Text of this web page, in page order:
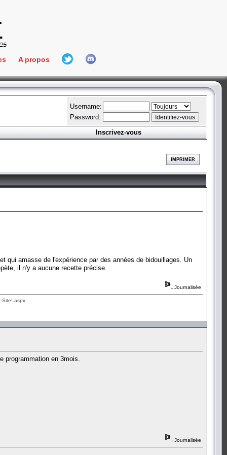
Connect
A propos
L'équipe
Hall Of Fame
Username:
Password:
Inscrivez-vous
IMPRIMER
qui amasse de l'expérience par des années de bidouillages. Un
il n'y a aucune recette précise.
Journalisée
Site!.aspx
programmation en 3mois.
Journalisée